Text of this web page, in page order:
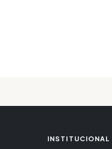
INSTITUCIONAL